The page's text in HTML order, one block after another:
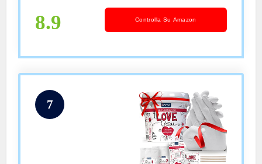
Lei/Donne/Moglie
8.9 Controlla Su Amazon
7